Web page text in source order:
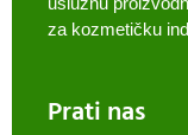
za kozmetičku
Prati nas